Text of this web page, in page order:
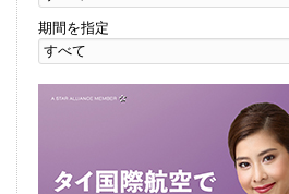
期間を指定